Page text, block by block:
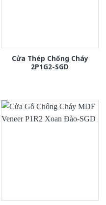
Cửa Thép Chống Cháy
2P1G2-SGD